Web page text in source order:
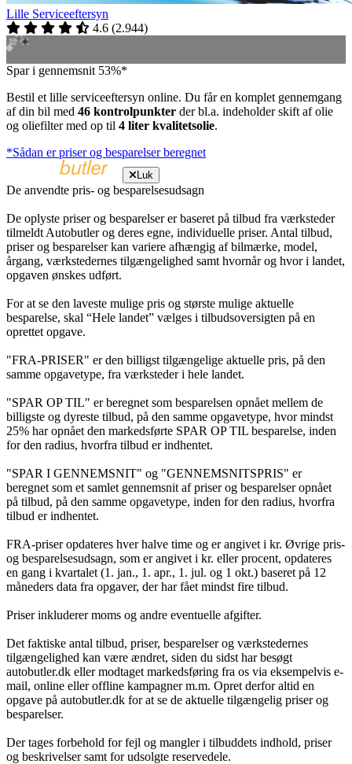
Lille Serviceeftersyn
4.6 (2.944)
Spar i gennemsnit 53%*
Bestil et lille serviceeftersyn online. Du får en komplet gennemgang
af din bil med 46 kontrolpunkter der bl.a. indeholder skift af olie
og oliefilter med op til 4 liter kvalitetsolie.
*Sådan er priser og besparelser beregnet
Luk
De anvendte pris- og besparelsesudsagn
De oplyste priser og besparelser er baseret på tilbud fra værksteder
tilmeldt Autobutler og deres egne, individuelle priser. Antal tilbud,
priser og besparelser kan variere afhængig af bilmærke, model,
årgang, værkstedernes tilgængelighed samt hvornår og hvor i landet,
opgaven ønskes udført.
For at se den laveste mulige pris og største mulige aktuelle
besparelse, skal “Hele landet” vælges i tilbudsoversigten på en
oprettet opgave.
"FRA-PRISER" er den billigst tilgængelige aktuelle pris, på den
samme opgavetype, fra værksteder i hele landet.
"SPAR OP TIL" er beregnet som besparelsen opnået mellem de
billigste og dyreste tilbud, på den samme opgavetype, hvor mindst
25% har opnået den markedsførte SPAR OP TIL besparelse, inden
for den radius, hvorfra tilbud er indhentet.
"SPAR I GENNEMSNIT" og "GENNEMSNITSPRIS" er
beregnet som et samlet gennemsnit af priser og besparelser opnået
på tilbud, på den samme opgavetype, inden for den radius, hvorfra
tilbud er indhentet.
FRA-priser opdateres hver halve time og er angivet i kr. Øvrige pris-
og besparelsesudsagn, som er angivet i kr. eller procent, opdateres
en gang i kvartalet (1. jan., 1. apr., 1. jul. og 1 okt.) baseret på 12
måneders data fra opgaver, der har fået mindst fire tilbud.
Priser inkluderer moms og andre eventuelle afgifter.
Det faktiske antal tilbud, priser, besparelser og værkstedernes
tilgængelighed kan være ændret, siden du sidst har besøgt
autobutler.dk eller modtaget markedsføring fra os via eksempelvis e-
mail, online eller offline kampagner m.m. Opret derfor altid en
opgave på autobutler.dk for at se de aktuelle tilgængelig priser og
besparelser.
Der tages forbehold for fejl og mangler i tilbuddets indhold, priser
og beskrivelser samt for udsolgte reservedele.